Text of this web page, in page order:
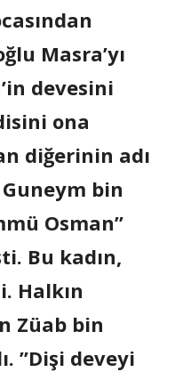
Masra’yı
devesini
ona
diğerinin adı
bin
Osman”
Bu kadın,
Halkın
Züab bin
”Dişi deveyi